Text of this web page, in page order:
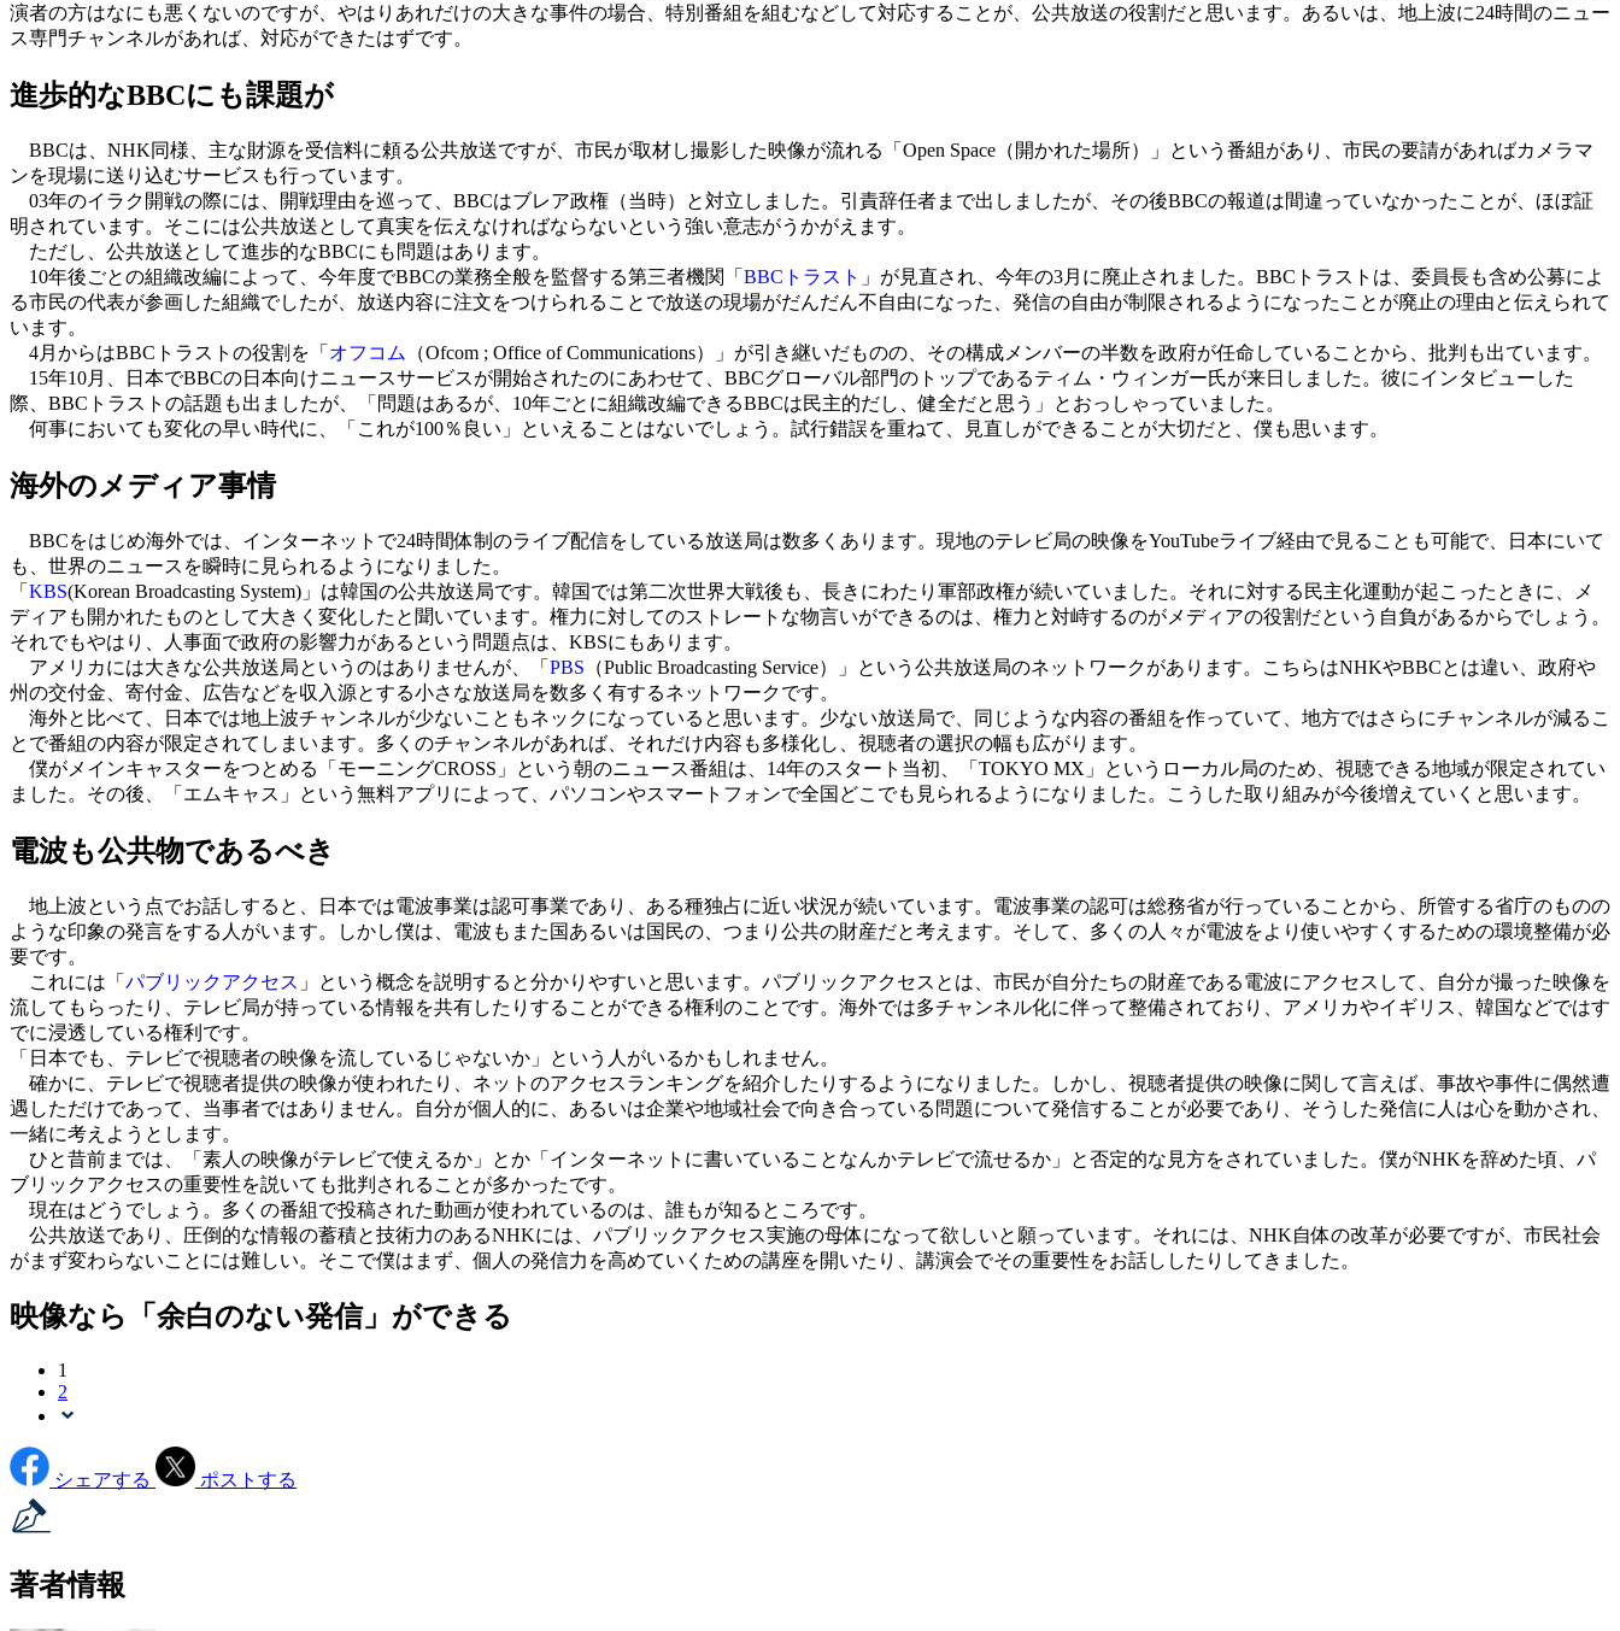
演者の方はなにも悪くないのですが、やはりあれだけの大きな事件の場合、特別番組を組むなどして対応することが、公共放送の役割だと思います。あるいは、地上波に24時間のニュー
ス専門チャンネルがあれば、対応ができたはずです。
進歩的なBBCにも課題が
BBCは、NHK同様、主な財源を受信料に頼る公共放送ですが、市民が取材し撮影した映像が流れる「Open Space（開かれた場所）」という番組があり、市民の要請があればカメラマ
ンを現場に送り込むサービスも行っています。
03年のイラク開戦の際には、開戦理由を巡って、BBCはブレア政権（当時）と対立しました。引責辞任者まで出しましたが、その後BBCの報道は間違っていなかったことが、ほぼ証
明されています。そこには公共放送として真実を伝えなければならないという強い意志がうかがえます。
ただし、公共放送として進歩的なBBCにも問題はあります。
10年後ごとの組織改編によって、今年度でBBCの業務全般を監督する第三者機関「 BBCトラスト 」が見直され、今年の3月に廃止されました。BBCトラストは、委員長も含め公募によ
る市民の代表が参画した組織でしたが、放送内容に注文をつけられることで放送の現場がだんだん不自由になった、発信の自由が制限されるようになったことが廃止の理由と伝えられて
います。
4月からはBBCトラストの役割を「 オフコム
（Ofcom ; Office of Communications）」が引き継いだものの、その構成メンバーの半数を政府が任命していることから、批判も出ています。
15年10月、日本でBBCの日本向けニュースサービスが開始されたのにあわせて、BBCグローバル部門のトップであるティム・ウィンガー氏が来日しました。彼にインタビューした
際、BBCトラストの話題も出ましたが、「問題はあるが、10年ごとに組織改編できるBBCは民主的だし、健全だと思う」とおっしゃっていました。
何事においても変化の早い時代に、「これが100％良い」といえることはないでしょう。試行錯誤を重ねて、見直しができることが大切だと、僕も思います。
海外のメディア事情
BBCをはじめ海外では、インターネットで24時間体制のライブ配信をしている放送局は数多くあります。現地のテレビ局の映像をYouTubeライブ経由で見ることも可能で、日本にいて
も、世界のニュースを瞬時に見られるようになりました。
「 KBS(Korean Broadcasting System)」は韓国の公共放送局です。韓国では第二次世界大戦後も、長きにわたり軍部政権が続いていました。それに対する民主化運動が起こったときに、メ
ディアも開かれたものとして大きく変化したと聞いています。権力に対してのストレートな物言いができるのは、権力と対峙するのがメディアの役割だという自負があるからでしょう。
それでもやはり、人事面で政府の影響力があるという問題点は、KBSにもあります。
アメリカには大きな公共放送局というのはありませんが、「 PBS （Public Broadcasting Service）」という公共放送局のネットワークがあります。こちらはNHKやBBCとは違い、政府や
州の交付金、寄付金、広告などを収入源とする小さな放送局を数多く有するネットワークです。
海外と比べて、日本では地上波チャンネルが少ないこともネックになっていると思います。少ない放送局で、同じような内容の番組を作っていて、地方ではさらにチャンネルが減るこ
とで番組の内容が限定されてしまいます。多くのチャンネルがあれば、それだけ内容も多様化し、視聴者の選択の幅も広がります。
僕がメインキャスターをつとめる「モーニングCROSS」という朝のニュース番組は、14年のスタート当初、「TOKYO MX」というローカル局のため、視聴できる地域が限定されてい
ました。その後、「エムキャス」という無料アプリによって、パソコンやスマートフォンで全国どこでも見られるようになりました。こうした取り組みが今後増えていくと思います。
電波も公共物であるべき
地上波という点でお話しすると、日本では電波事業は認可事業であり、ある種独占に近い状況が続いています。電波事業の認可は総務省が行っていることから、所管する省庁のものの
ような印象の発言をする人がいます。しかし僕は、電波もまた国あるいは国民の、つまり公共の財産だと考えます。そして、多くの人々が電波をより使いやすくするための環境整備が必
要です。
これには「 パブリックアクセス 」という概念を説明すると分かりやすいと思います。パブリックアクセスとは、市民が自分たちの財産である電波にアクセスして、自分が撮った映像を
流してもらったり、テレビ局が持っている情報を共有したりすることができる権利のことです。海外では多チャンネル化に伴って整備されており、アメリカやイギリス、韓国などではす
でに浸透している権利です。
「日本でも、テレビで視聴者の映像を流しているじゃないか」という人がいるかもしれません。
確かに、テレビで視聴者提供の映像が使われたり、ネットのアクセスランキングを紹介したりするようになりました。しかし、視聴者提供の映像に関して言えば、事故や事件に偶然遭
遇しただけであって、当事者ではありません。自分が個人的に、あるいは企業や地域社会で向き合っている問題について発信することが必要であり、そうした発信に人は心を動かされ、
一緒に考えようとします。
ひと昔前までは、「素人の映像がテレビで使えるか」とか「インターネットに書いていることなんかテレビで流せるか」と否定的な見方をされていました。僕がNHKを辞めた頃、パ
ブリックアクセスの重要性を説いても批判されることが多かったです。
現在はどうでしょう。多くの番組で投稿された動画が使われているのは、誰もが知るところです。
公共放送であり、圧倒的な情報の蓄積と技術力のあるNHKには、パブリックアクセス実施の母体になって欲しいと願っています。それには、NHK自体の改革が必要ですが、市民社会
がまず変わらないことには難しい。そこで僕はまず、個人の発信力を高めていくための講座を開いたり、講演会でその重要性をお話ししたりしてきました。
映像なら「余白のない発信」ができる
1
2
シェアする ポストする
著者情報